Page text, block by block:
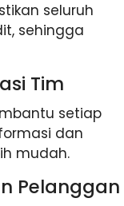
seluruh
sehingga
Tim
setiap
dan
mudah.
Pelanggan